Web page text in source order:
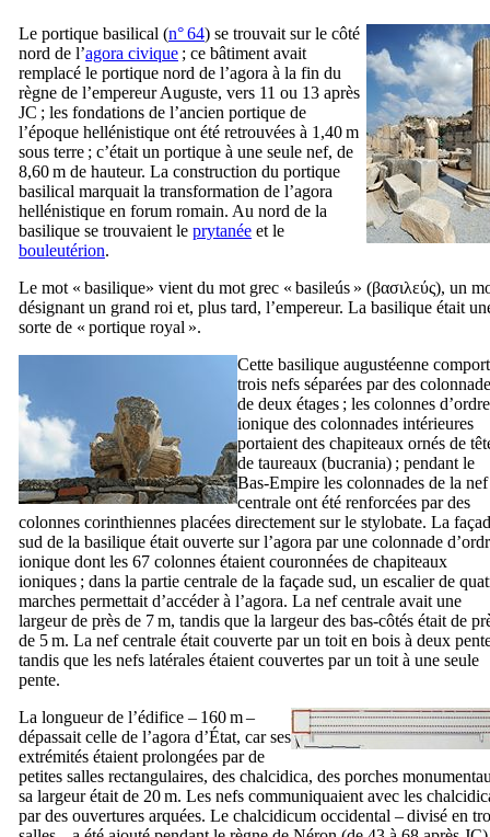
Le portique basilical (n° 64) se trouvait sur le côté
nord de l’agora civique ; ce bâtiment avait
remplacé le portique nord de l’agora à la fin du
règne de l’empereur Auguste, vers 11 ou 13 après
JC ; les fondations de l’ancien portique de
l’époque hellénistique ont été retrouvées à 1,40 m
sous terre ; c’était un portique à une seule nef, de
8,60 m de hauteur. La construction du portique
basilical marquait la transformation de l’agora
hellénistique en forum romain. Au nord de la
basilique se trouvaient le prytanée et le
bouleutérion.
Le mot « basilique» vient du mot grec « basileús » (βασιλεύς), un
désignant un grand roi et, plus tard, l’empereur. La basilique était
sorte de « portique royal ».
Cette basilique augustéenne
trois nefs séparées par des
de deux étages ; les colonnes d’ordre
ionique des colonnades intérieures
portaient des chapiteaux ornés de
de taureaux (bucrania) ; pendant le
Bas-Empire les colonnades de la nef
centrale ont été renforcées par des
colonnes corinthiennes placées directement sur le stylobate. La
sud de la basilique était ouverte sur l’agora par une colonnade
ionique dont les 67 colonnes étaient couronnées de chapiteaux
ioniques ; dans la partie centrale de la façade sud, un escalier de
marches permettait d’accéder à l’agora. La nef centrale avait une
largeur de près de 7 m, tandis que la largeur des bas-côtés était de
de 5 m. La nef centrale était couverte par un toit en bois à deux
tandis que les nefs latérales étaient couvertes par un toit à une seule
pente.
La longueur de l’édifice – 160 m –
dépassait celle de l’agora d’État, car ses
extrémités étaient prolongées par de
petites salles rectangulaires, des chalcidica, des porches
sa largeur était de 20 m. Les nefs communiquaient avec les
par des ouvertures arquées. Le chalcidicum occidental – divisé en